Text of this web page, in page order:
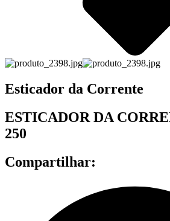
Esticador da Corrente
ESTICADOR DA
250
Compartilhar: